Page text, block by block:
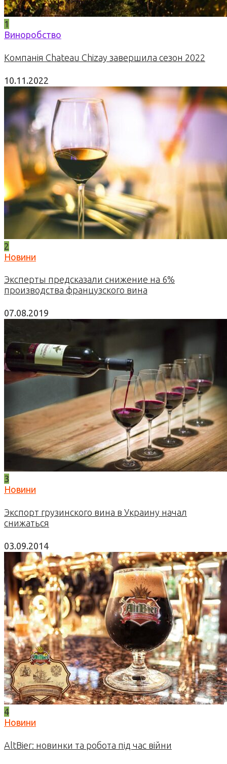
1
Виноробство
Компанія Chateau Chizay завершила сезон 2022
10.11.2022
2
Новини
Эксперты предсказали снижение на 6%
производства французского вина
07.08.2019
3
Новини
Экспорт грузинского вина в Украину начал
снижаться
03.09.2014
4
Новини
AltBier: новинки та робота під час війни